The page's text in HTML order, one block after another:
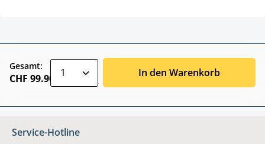
Gesamt:
CHF 99.90 In den Warenkorb
Service-Hotline